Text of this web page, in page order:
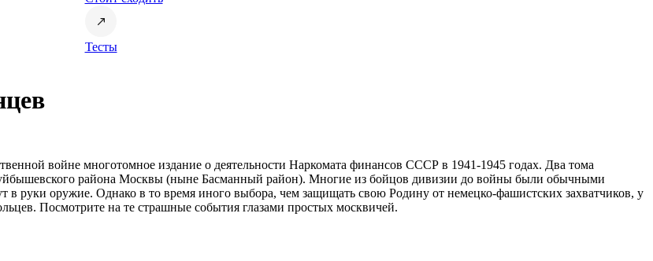
Тесты
войне многотомное издание о деятельности Наркомата финансов СССР в 1941-1945 годах. Два тома
района Москвы (ныне Басманный район). Многие из бойцов дивизии до войны были обычными
руки оружие. Однако в то время иного выбора, чем защищать свою Родину от немецко-фашистских захватчиков, у
Посмотрите на те страшные события глазами простых москвичей.